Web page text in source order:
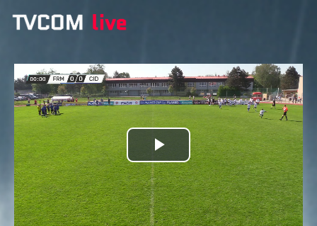
Přehrát
video